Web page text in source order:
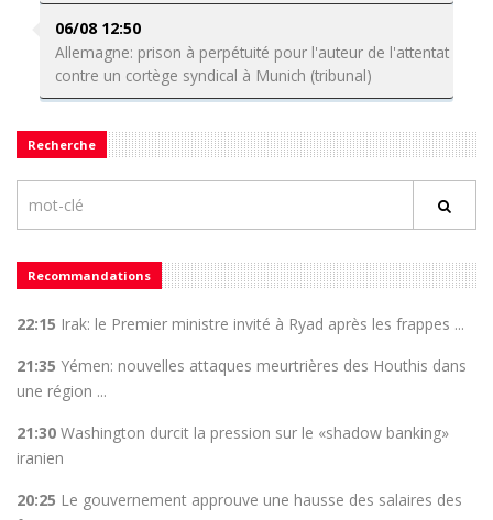
06/08 12:50
Allemagne: prison à perpétuité pour l'auteur de l'attentat
contre un cortège syndical à Munich (tribunal)
Recherche
Recommandations
22:15 Irak: le Premier ministre invité à Ryad après les frappes ...
21:35 Yémen: nouvelles attaques meurtrières des Houthis dans
une région ...
21:30 Washington durcit la pression sur le «shadow banking»
iranien
20:25 Le gouvernement approuve une hausse des salaires des